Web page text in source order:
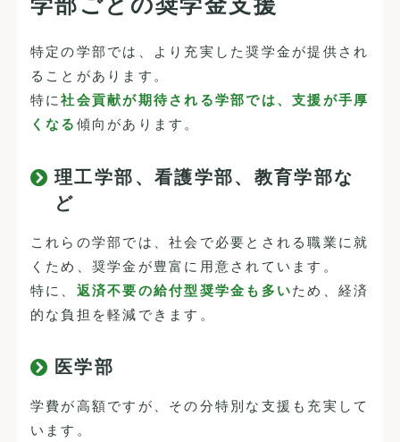
学部ごとの奨学金支援
特定の学部では、より充実した奨学金が提供され
ることがあります。
特に社会貢献が期待される学部では、支援が手厚
くなる 傾向があります。
理工学部、看護学部、教育学部な
ど
これらの学部では、社会で必要とされる職業に就
くため、奨学金が豊富に用意されています。
特に、 返済不要の給付型奨学金も多いため、経済
的な負担を軽減できます。
医学部
学費が高額ですが、その分特別な支援も充実して
います。